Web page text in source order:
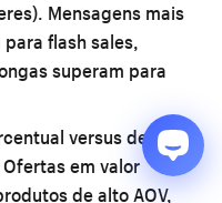
Mensagens mais
flash sales,
superam para
versus desconto
em valor
de alto AOV,